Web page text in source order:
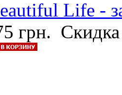
Life -
грн.